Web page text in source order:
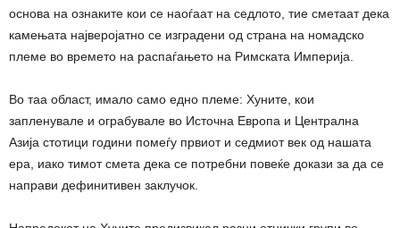
основа на ознаките кои се наоѓаат на седлото, тие сметаат дека
камењата најверојатно се изградени од страна на номадско
племе во времето на распаѓањето на Римската Империја.
Во таа област, имало само едно племе: Хуните, кои
запленувале и ограбувале во Источна Европа и Централна
Азија стотици години помеѓу првиот и седмиот век од нашата
ера, иако тимот смета дека се потребни повеќе докази за да се
направи дефинитивен заклучок.